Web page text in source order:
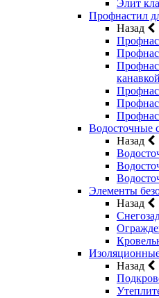
Элит
Профнастил
Назад
Водосточные
Назад
Элементы
Назад
Назад